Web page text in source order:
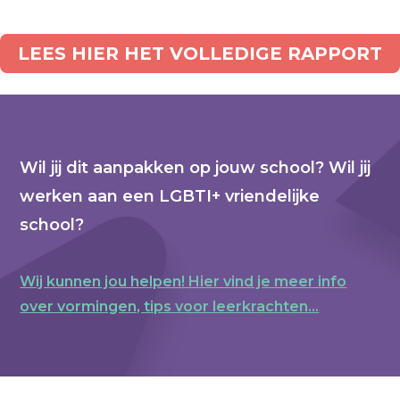
LEES HIER HET VOLLEDIGE RAPPORT
Wil jij dit aanpakken op jouw school? Wil jij
werken aan een LGBTI+ vriendelijke
school?
Wij kunnen jou helpen! Hier vind je meer info
over vormingen, tips voor leerkrachten...